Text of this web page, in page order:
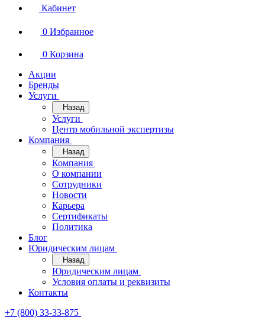
Кабинет
0 Избранное
0 Корзина
Акции
Бренды
Услуги
Назад
Услуги
Центр мобильной экспертизы
Компания
Назад
Компания
О компании
Сотрудники
Новости
Карьера
Сертификаты
Политика
Блог
Юридическим лицам
Назад
Юридическим лицам
Условия оплаты и реквизиты
Контакты
+7 (800) 33-33-875